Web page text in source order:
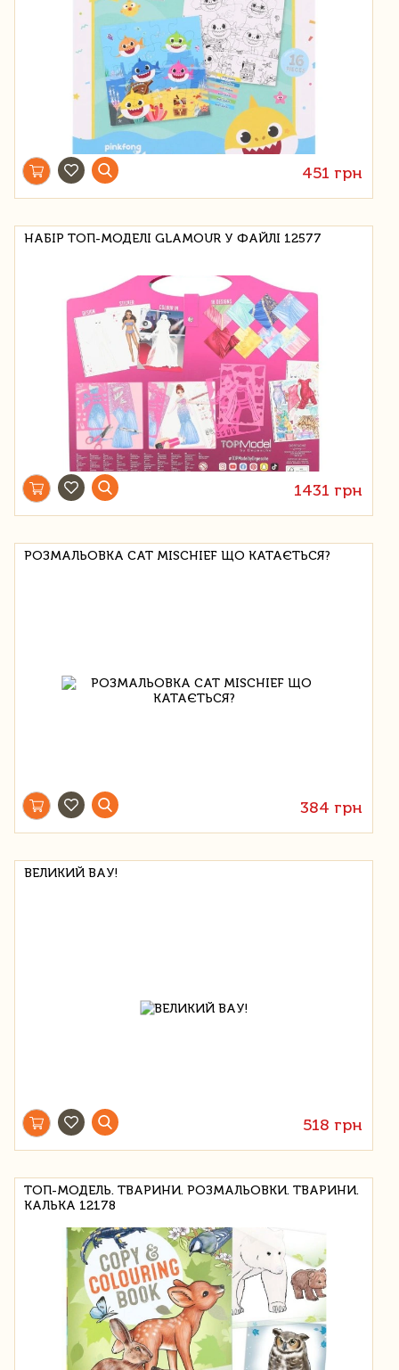
451 грн
НАБІР ТОП-МОДЕЛІ GLAMOUR У ФАЙЛІ 12577
1431 грн
РОЗМАЛЬОВКА CAT MISCHIEF ЩО КАТАЄТЬСЯ?
384 грн
ВЕЛИКИЙ ВАУ!
518 грн
ТОП-МОДЕЛЬ. ТВАРИНИ. РОЗМАЛЬОВКИ. ТВАРИНИ.
КАЛЬКА 12178